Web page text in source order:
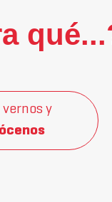
vernos y